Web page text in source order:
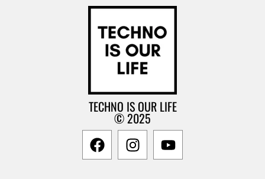
TECHNO IS OUR LIFE
© 2025